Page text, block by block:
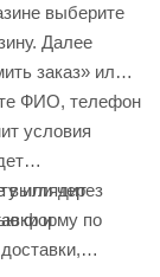
выберите
Далее
заказ» или
ФИО, телефон
условия
или через
и
выглядит
форму по